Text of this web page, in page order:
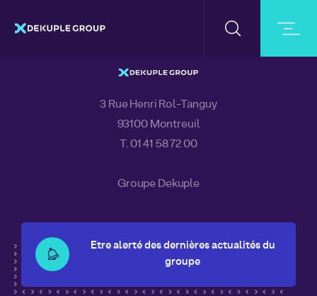
CHIFFRE D’AFFAIRES DU 1ER
3 Rue Henri Rol-Tanguy
93100 Montreuil
T. 01 41 58 72 00
Groupe Dekuple
Etre alerté des dernières actualités du
groupe